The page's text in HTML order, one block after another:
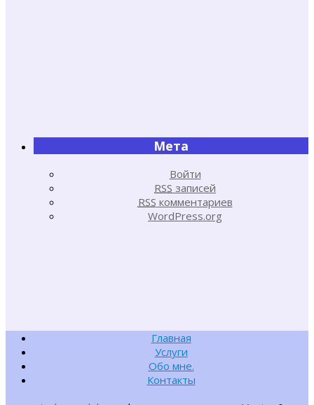
Мета
Войти
RSS записей
RSS комментариев
WordPress.org
Главная
Услуги
Обо мне.
Контакты